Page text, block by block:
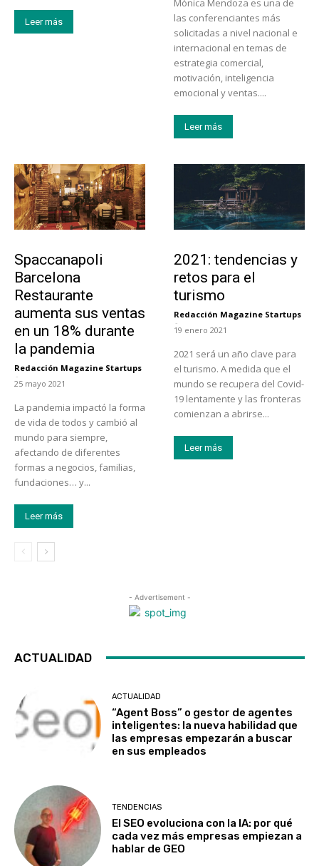
Leer más
Mónica Mendoza es una de
las conferenciantes más
solicitadas a nivel nacional e
internacional en temas de
estrategia comercial,
motivación, inteligencia
emocional y ventas....
Leer más
Spaccanapoli
Barcelona
Restaurante
aumenta sus ventas
en un 18% durante
la pandemia
Redacción Magazine Startups
-
25 mayo 2021
La pandemia impactó la forma
de vida de todos y cambió al
mundo para siempre,
afectando de diferentes
formas a negocios, familias,
fundaciones… y...
Leer más
2021: tendencias y
retos para el
turismo
Redacción Magazine Startups
-
19 enero 2021
2021 será un año clave para
el turismo. A medida que el
mundo se recupera del Covid-
19 lentamente y las fronteras
comienzan a abrirse...
Leer más
- Advertisement -
ACTUALIDAD
ACTUALIDAD
“Agent Boss” o gestor de agentes
inteligentes: la nueva habilidad que
las empresas empezarán a buscar
en sus empleados
TENDENCIAS
El SEO evoluciona con la IA: por qué
cada vez más empresas empiezan a
hablar de GEO